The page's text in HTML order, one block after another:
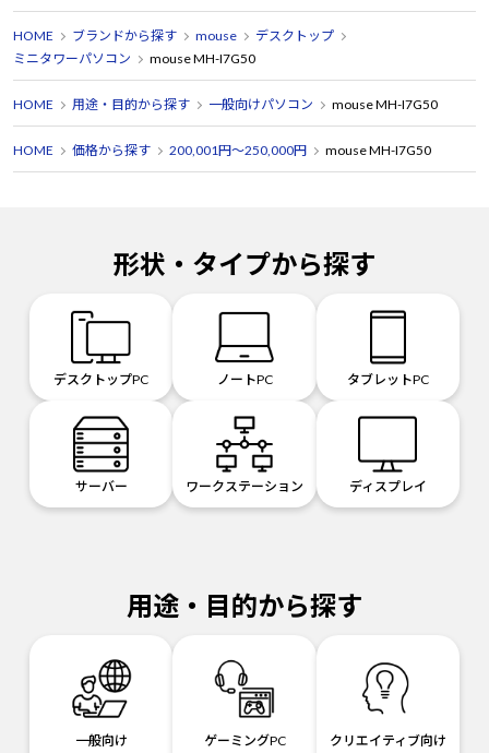
HOME ブランドから探す mouse
デスクトップ
ミニタワーパソコン
mouse MH-I7G50
HOME 用途・目的から探す 一般向けパソコン mouse MH-I7G50
HOME 価格から探す 200,001円～250,000円 mouse MH-I7G50
形状・タイプから探す
デスクトップPC ノートPC タブレットPC
サーバー ワークステーション ディスプレイ
用途・目的から探す
一般向け
ゲーミングPC
クリエイティブ向け